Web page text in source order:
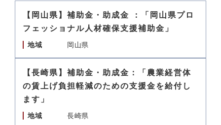
【岡山県】補助金・助成金 ：「岡山県プロ
フェッショナル人材確保支援補助金」
地域 岡山県
【長崎県】補助金・助成金：「農業経営体
の賃上げ負担軽減のための支援金を給付し
ます」
地域 長崎県